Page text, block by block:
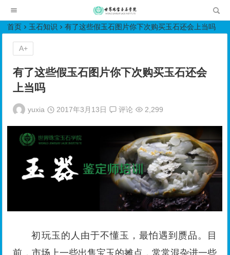
首页 玉石知识 有了这些假玉石图片你下次购买玉石还会上当吗
有了这些假玉石图片你下次购买玉石还会
上当吗
yuxia 2017年3月13日 评论 2,299
初玩玉的人由于不懂玉，最怕遇到赝品。目
A+